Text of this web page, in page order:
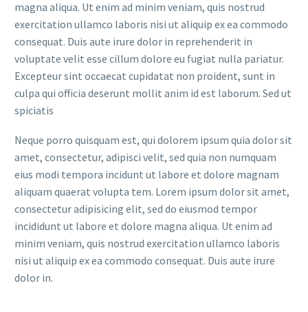
magna aliqua. Ut enim ad minim veniam, quis nostrud
exercitation ullamco laboris nisi ut aliquip ex ea commodo
consequat. Duis aute irure dolor in reprehenderit in
voluptate velit esse cillum dolore eu fugiat nulla pariatur.
Excepteur sint occaecat cupidatat non proident, sunt in
culpa qui officia deserunt mollit anim id est laborum. Sed ut
spiciatis
Neque porro quisquam est, qui dolorem ipsum quia dolor sit
amet, consectetur, adipisci velit, sed quia non numquam
eius modi tempora incidunt ut labore et dolore magnam
aliquam quaerat volupta tem. Lorem ipsum dolor sit amet,
consectetur adipisicing elit, sed do eiusmod tempor
incididunt ut labore et dolore magna aliqua. Ut enim ad
minim veniam, quis nostrud exercitation ullamco laboris
nisi ut aliquip ex ea commodo consequat. Duis aute irure
dolor in.